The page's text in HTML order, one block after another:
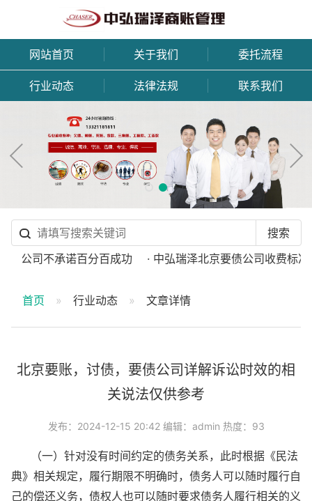
网站首页 关于我们 委托流程
行业动态 法律法规 联系我们
公司不承诺百分百成功 · 中弘瑞泽北京要债公司收费标准
首页 行业动态 文章详情
北京要账，讨债，要债公司详解诉讼时效的相
关说法仅供参考
发布：2024-12-15 20:42 编辑：admin 热度：93
（一）针对没有时间约定的债务关系，此时根据《民法
典》相关规定，履行期限不明确时，债务人可以随时履行自
己的偿还义务，债权人也可以随时要求债务人履行相关的义